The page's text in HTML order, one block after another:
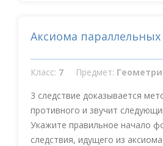
Аксиома
Класс: 7 Предмет:
3 следствие доказывается
противного и звучит
Укажите правильное начало
следствия, идущего из